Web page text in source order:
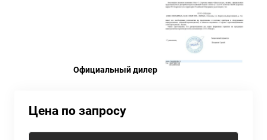
Официальный дилер
Цена по запросу